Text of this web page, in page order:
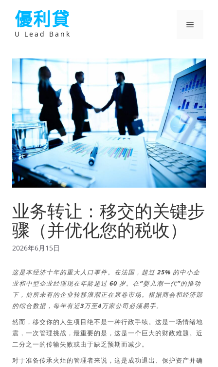
優利貸
U Lead Bank
選
业务转让：移交的关键步
骤（并优化您的税收）
2026年6月15日
这是本经济十年的重大人口事件。在法国，超过 25% 的中小企
业和中型企业经理现在年龄超过 60 岁。在“婴儿潮一代”的推动
下，前所未有的企业转移浪潮正在席卷市场。根据商会和经济部
的综合数据，每年有近3万至4万家公司必须易手。
然而，移交你的人生项目绝不是一种行政手续。这是一场情绪地
震，一次管理挑战，最重要的是，这是一个巨大的财政难题。近
二分之一的传输失败或由于缺乏预期而减少。
对于准备传承火炬的管理者来说，这是成功退出、保护资产并确